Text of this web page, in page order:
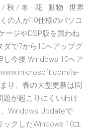
/ 冬 · 花 · 動物 · 世界
の人が10仕様のパソコ
ージやDSP版を買わね
ダで7から10へアップグ
し今後 Windows 10へア
ja-
り、春の大型更新は問
題が起こりにくいわけ
Windows Updateで
ックしたWindows 10ユ